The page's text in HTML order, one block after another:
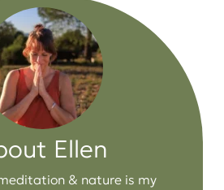
Ellen
& nature is my